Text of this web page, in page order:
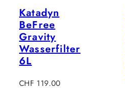
Katadyn
BeFree
Gravity
Wasserfilter
6L
Regulärer
CHF 119.00